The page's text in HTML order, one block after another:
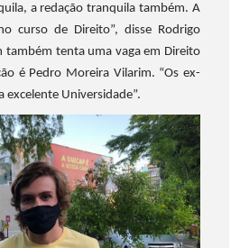
a redação tranquila também. A
curso de Direito”, disse Rodrigo
também tenta uma vaga em Direito
é Pedro Moreira Vilarim. “Os ex-
excelente Universidade”.